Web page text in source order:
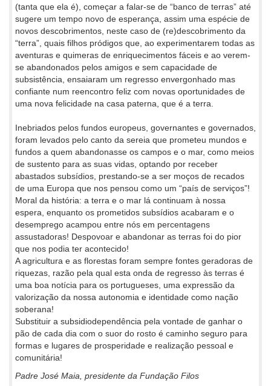
(tanta que ela é), começar a falar-se de “banco de terras” até
sugere um tempo novo de esperança, assim uma espécie de
novos descobrimentos, neste caso de (re)descobrimento da
“terra”, quais filhos pródigos que, ao experimentarem todas as
aventuras e quimeras de enriquecimentos fáceis e ao verem-
se abandonados pelos amigos e sem capacidade de
subsistência, ensaiaram um regresso envergonhado mas
confiante num reencontro feliz com novas oportunidades de
uma nova felicidade na casa paterna, que é a terra.
Inebriados pelos fundos europeus, governantes e governados,
foram levados pelo canto da sereia que prometeu mundos e
fundos a quem abandonasse os campos e o mar, como meios
de sustento para as suas vidas, optando por receber
abastados subsídios, prestando-se a ser moços de recados
de uma Europa que nos pensou como um “país de serviços”!
Moral da história: a terra e o mar lá continuam à nossa
espera, enquanto os prometidos subsídios acabaram e o
desemprego acampou entre nós em percentagens
assustadoras! Despovoar e abandonar as terras foi do pior
que nos podia ter acontecido!
A agricultura e as florestas foram sempre fontes geradoras de
riquezas, razão pela qual esta onda de regresso às terras é
uma boa notícia para os portugueses, uma expressão da
valorização da nossa autonomia e identidade como nação
soberana!
Substituir a subsidiodependência pela vontade de ganhar o
pão de cada dia com o suor do rosto é caminho seguro para
formas e lugares de prosperidade e realização pessoal e
comunitária!
Padre José Maia, presidente da Fundação Filos